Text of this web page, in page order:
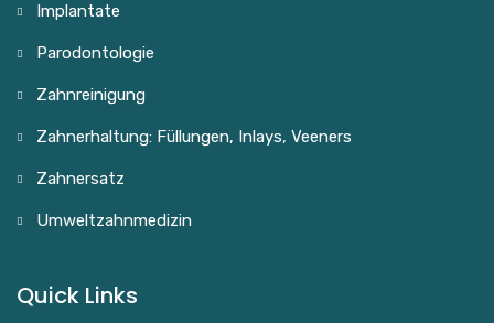
Implantate
Parodontologie
Zahnreinigung
Zahnerhaltung: Füllungen, Inlays, Veeners
Zahnersatz
Umweltzahnmedizin
Quick Links